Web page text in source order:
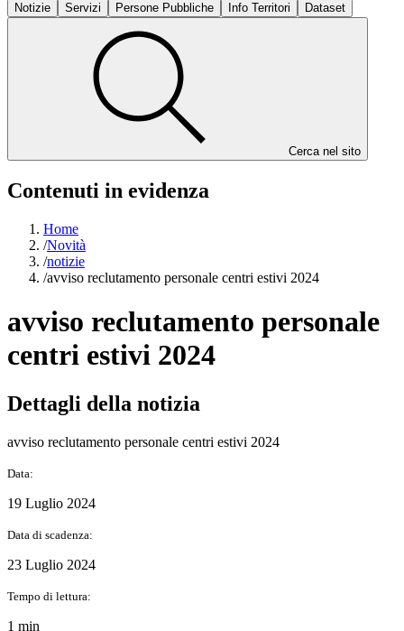
Notizie
Servizi Persone Pubbliche Info Territori Dataset
Cerca nel sito
Contenuti in evidenza
Home
/Novità
/notizie
/avviso reclutamento personale centri estivi 2024
avviso reclutamento personale
centri estivi 2024
Dettagli della notizia
avviso reclutamento personale centri estivi 2024
Data:
19 Luglio 2024
Data di scadenza:
23 Luglio 2024
Tempo di lettura:
1 min